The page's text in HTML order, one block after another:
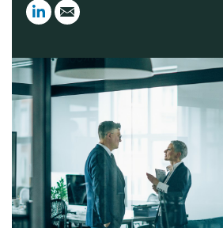
LinkedIn